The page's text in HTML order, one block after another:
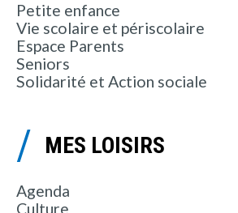
Petite enfance
Vie scolaire et périscolaire
Espace Parents
Seniors
Solidarité et Action sociale
MES LOISIRS
Agenda
Culture